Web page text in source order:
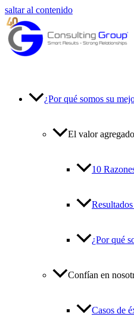
saltar al contenido
¿Por qué somos su
El valor agregado
10
¿Por qué
Confían en
Casos de